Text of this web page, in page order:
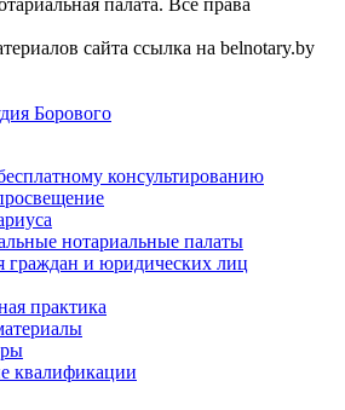
палата. Все права
сайта ссылка на belnotary.by
Борового
консультированию
нотариальные палаты
граждан и юридических лиц
практика
квалификации